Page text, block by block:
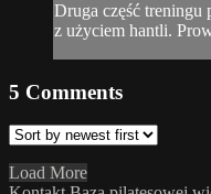
Druga część treningu
z użyciem hantli.
5 Comments
Load More